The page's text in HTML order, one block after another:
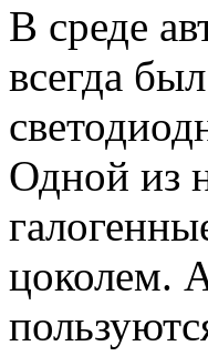
В среде
всегда
Одной из
цоколем.